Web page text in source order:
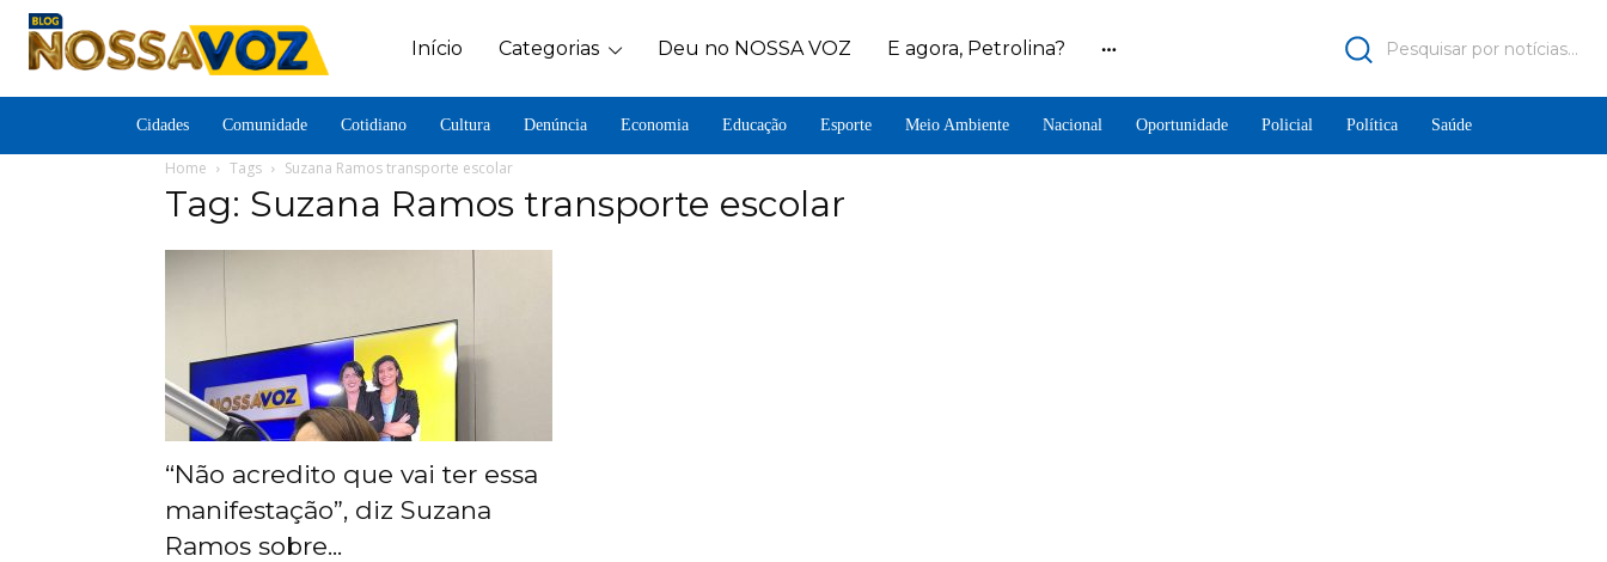
Início Categorias Deu no NOSSA VOZ E agora, Petrolina? Pesquisar por notícias...
Cidades Comunidade Cotidiano Cultura Denúncia Economia Educação Esporte Meio Ambiente Nacional Oportunidade Policial Política Saúde
Home Tags Suzana Ramos transporte escolar
Tag: Suzana Ramos transporte escolar
“Não acredito que vai ter essa
manifestação”, diz Suzana
Ramos sobre...